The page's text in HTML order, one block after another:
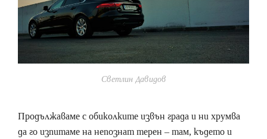
Светлин Давидов
Продължаваме с обиколките извън града и ни хрумва
да го изпитаме на непознат терен – там, където и